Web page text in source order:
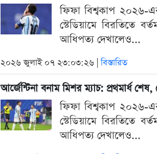
ফিফা বিশ্বকাপ ২০২৬-
স্টেডিয়ামে বিরতিতে
আধিপত্য দেখালেও...
২০২৬ জুলাই ০৭ ২৩:০৩:২৬ |বিস্তারিত
আর্জেন্টিনা বনাম মিশর ম্যাচ: প্রথমার্ধ
ফিফা বিশ্বকাপ ২০২৬-
স্টেডিয়ামে বিরতিতে
আধিপত্য দেখালেও...